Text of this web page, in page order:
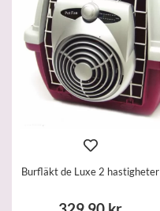
Burfläkt de Luxe 2 hastigheter